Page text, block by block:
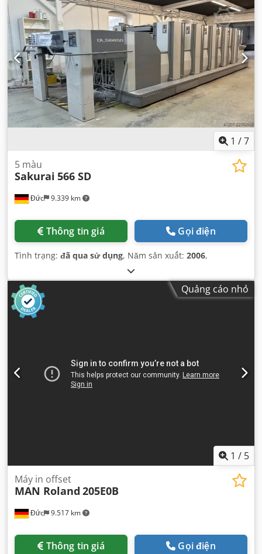
1 /7
Đức 9.339 km
5 màu
Sakurai 566 SD
Thông tin giá Gọi điện
Tình trạng: đã qua sử dụng, Năm sản xuất: 2006,
Quảng cáo nhỏ
1 / 5
Đức 9.517 km
Máy in offset
MAN Roland 205E0B
Thông tin giá Gọi điện